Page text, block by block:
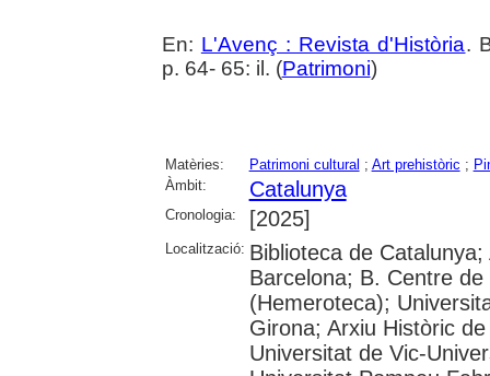
En: L'Avenç : Revista d'Història.
p. 64- 65: il. (Patrimoni)
Matèries: Patrimoni cultural ; Art prehistòric ;
Àmbit:
Catalunya
Cronologia: [2025]
Localització: Biblioteca de
Barcelona; B. Centre
(Hemeroteca);
Girona; Arxiu Històric
Universitat de Vic-